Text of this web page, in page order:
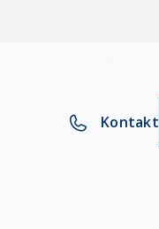
Kontakt